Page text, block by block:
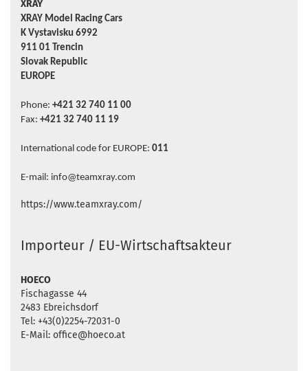
XRAY
XRAY Model Racing Cars
K Vystavisku 6992
911 01 Trencin
Slovak Republic
EUROPE
Phone: +421 32 740 11 00
Fax: +421 32 740 11 19
International code for EUROPE: 011
E-mail: info@teamxray.com
https://www.teamxray.com/
Importeur / EU-Wirtschaftsakteur
HOECO
Fischagasse 44
2483 Ebreichsdorf
Tel: +43(0)2254-72031-0
E-Mail: office@hoeco.at